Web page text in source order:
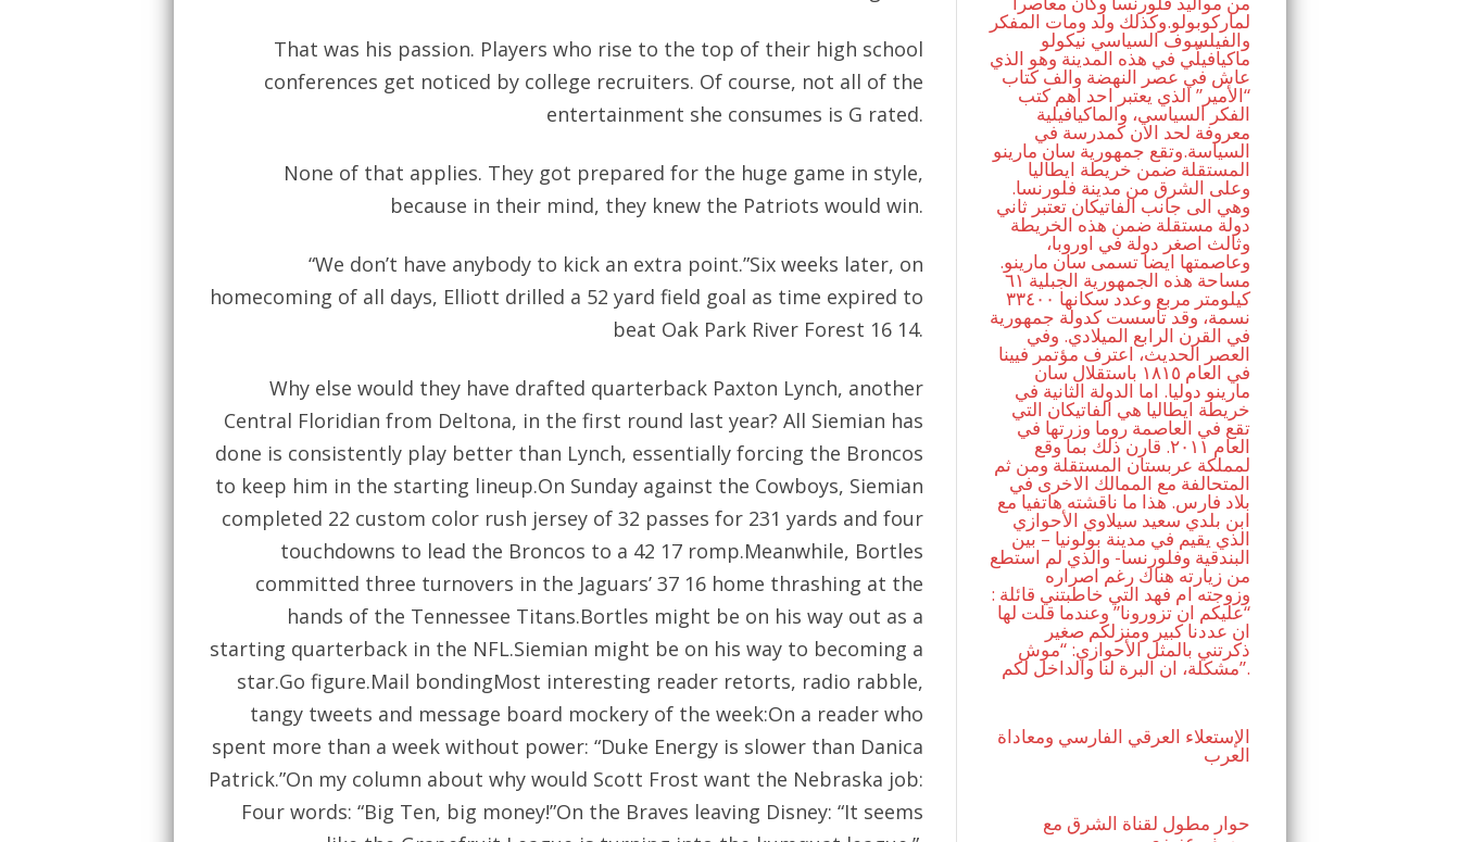
That was his passion. Players who rise to the top of their high school
conferences get noticed by college recruiters. Of course, not all of the
entertainment she consumes is G rated.
None of that applies. They got prepared for the huge game in style,
because in their mind, they knew the Patriots would win.
“We don’t have anybody to kick an extra point.”Six weeks later, on
homecoming of all days, Elliott drilled a 52 yard field goal as time expired to
beat Oak Park River Forest 16 14.
Why else would they have drafted quarterback Paxton Lynch, another
Central Floridian from Deltona, in the first round last year? All Siemian has
done is consistently play better than Lynch, essentially forcing the Broncos
to keep him in the starting lineup.On Sunday against the Cowboys, Siemian
completed 22 custom color rush jersey of 32 passes for 231 yards and four
touchdowns to lead the Broncos to a 42 17 romp.Meanwhile, Bortles
committed three turnovers in the Jaguars’ 37 16 home thrashing at the
hands of the Tennessee Titans.Bortles might be on his way out as a
starting quarterback in the NFL.Siemian might be on his way to becoming a
star.Go figure.Mail bondingMost interesting reader retorts, radio rabble,
tangy tweets and message board mockery of the week:On a reader who
spent more than a week without power: “Duke Energy is slower than Danica
Patrick.”On my column about why would Scott Frost want the Nebraska job:
Four words: “Big Ten, big money!”On the Braves leaving Disney: “It seems
لماركوبولو.وكذلك ولد ومات المفكر
والفيلسوف السياسي نيكولو
ماكيافيلّي في هذه المدينة وهو الذي
عاش في عصر النهضة والف كتاب
“الأمير” الذي يعتبر احد اهم كتب
الفكر السياسي، والماكيافيلية
معروفة لحد الان كمدرسة في
السياسة.وتقع جمهورية سان مارينو
المستقلة ضمن خريطة ايطاليا
وعلى الشرق من مدينة فلورنسا.
وهي الى جانب الفاتيكان تعتبر ثاني
دولة مستقلة ضمن هذه الخريطة
وثالث اصغر دولة في اوروبا،
وعاصمتها ايضا تسمى سان مارينو.
مساحة هذه الجمهورية الجبلية ٦١
كيلومتر مربع وعدد سكانها ٣٣٤٠٠
نسمة، وقد تأسست كدولة جمهورية
في القرن الرابع الميلادي. وفي
العصر الحديث، اعترف مؤتمر فيينا
في العام ١٨١٥ باستقلال سان
مارينو دوليا. اما الدولة الثانية في
خريطة ايطاليا هي الفاتيكان التي
تقع في العاصمة روما وزرتها في
العام ٢٠١١. قارن ذلك بما وقع
لمملكة عربستان المستقلة ومن ثم
المتحالفة مع الممالك الاخرى في
بلاد فارس. هذا ما ناقشته هاتفيا مع
ابن بلدي سعيد سيلاوي الأحوازي
الذي يقيم في مدينة بولونيا – بين
البندقية وفلورنسا- والذي لم استطع
من زيارته هناك رغم اصراره
وزوجته ام فهد التي خاطبتني قائلة :
“عليكم ان تزورونا” وعندما قلت لها
ان عددنا كبير ومنزلكم صغير
ذكرتني بالمثل الأحوازي: “موش
مشكلة، ان البرة لنا والداخل لكم”.
الإستعلاء العرقي الفارسي ومعاداة
العرب
حوار مطول لقناة الشرق مع